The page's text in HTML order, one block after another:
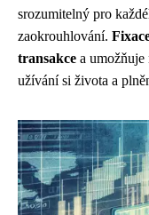
srozumitelný pro
zaokrouhlování.
transakce a umožňuje
užívání si života a